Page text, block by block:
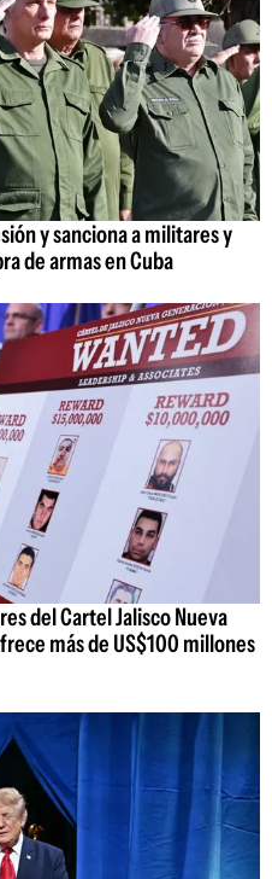
y sanciona a militares y
de armas en Cuba
del Cartel Jalisco Nueva
más de US$100 millones